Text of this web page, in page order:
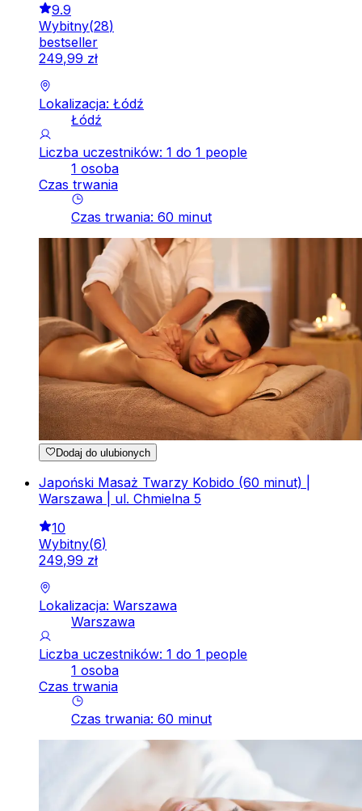
9.9
Wybitny(28)
bestseller
249,99 zł
Lokalizacja: Łódź
Łódź
Liczba uczestników: 1 do 1 people
1 osoba
Czas trwania
Czas trwania: 60 minut
Dodaj do ulubionych
Japoński Masaż Twarzy Kobido (60 minut) |
Warszawa | ul. Chmielna 5
10
Wybitny(6)
249,99 zł
Lokalizacja: Warszawa
Warszawa
Liczba uczestników: 1 do 1 people
1 osoba
Czas trwania
Czas trwania: 60 minut